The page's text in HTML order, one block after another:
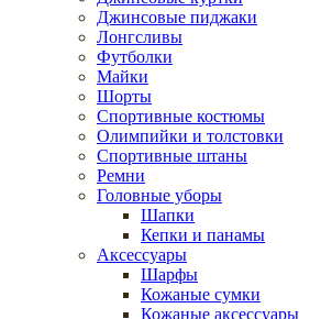
Джинсовые пиджаки
Лонгсливы
Футболки
Майки
Шорты
Спортивные костюмы
Олимпийки и толстовки
Спортивные штаны
Ремни
Головные уборы
Шапки
Кепки и панамы
Аксессуары
Шарфы
Кожаные сумки
Кожаные аксессуары